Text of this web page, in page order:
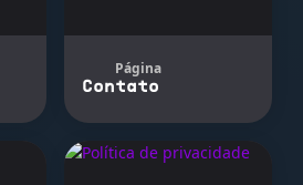
Página
Contato